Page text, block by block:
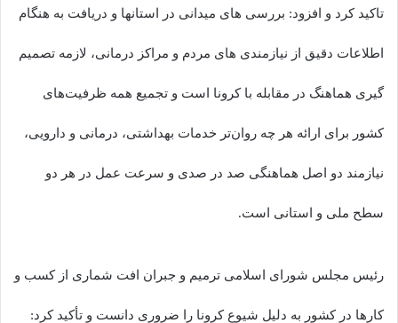
تاکید کرد و افزود: بررسی های میدانی در استانها و دریافت به هنگام
اطلاعات دقیق از نیازمندی های مردم و مراکز درمانی، لازمه تصمیم
گیری هماهنگ در مقابله با کرونا است و تجمیع همه ظرفیت‌های
کشور برای ارائه هر چه روان‌تر خدمات بهداشتی، درمانی و دارویی،
نیازمند دو اصل هماهنگی صد در صدی و سرعت عمل در هر دو
سطح ملی و استانی است.
رئیس مجلس شورای اسلامی ترمیم و جبران افت شماری از کسب و
کارها در کشور به دلیل شیوع کرونا را ضروری دانست و تأکید کرد: